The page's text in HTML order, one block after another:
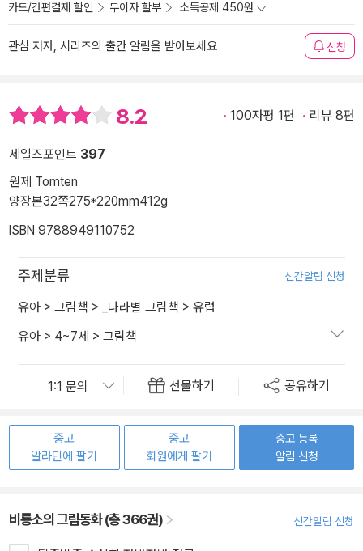
카드/간편결제 할인 무이자 할부 소득공제 450원
관심 저자, 시리즈의 출간 알림을 받아보세요 신청
8.2 100자평 1편 리뷰 8편
세일즈포인트 397
원제 Tomten
양장본32쪽275*220mm412g
ISBN 9788949110752
주제분류 신간알림 신청
유아 > 그림책 > _나라별 그림책 > 유럽
유아 > 4~7세 > 그림책
선물하기 공유하기
중고
알라딘에 팔기
중고
회원에게 팔기
중고 등록
알림 신청
비룡소의 그림동화 (총 366권) 신간알림 신청